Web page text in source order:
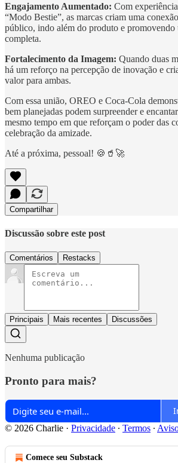
Engajamento Aumentado: Com
“Modo Bestie”, as marcas criam uma
público, indo além do produto e promovendo
completa.
Fortalecimento da Imagem: Quando duas
há um reforço na percepção de inovação e
valor para ambas.
Com essa união, OREO e Coca-Cola
bem planejadas podem surpreender e
mesmo tempo em que reforçam o poder das
celebração da amizade.
Até a próxima, pessoal! 🍪🥤🚀
Compartilhar
Discussão sobre este post
Comentários Restacks
Principais Mais recentes Discussões
Nenhuma publicação
Pronto para mais?
© 2026 Charlie · Privacidade ∙ Termos ∙
Comece seu Substack